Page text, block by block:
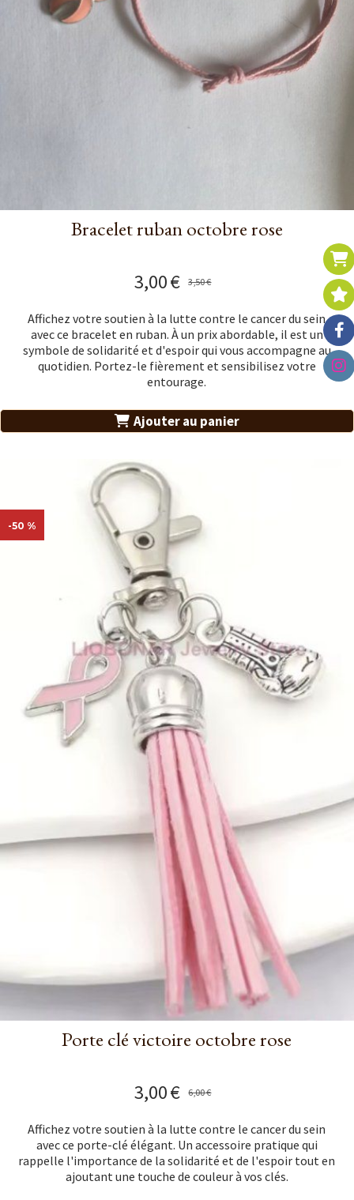
Bracelet ruban octobre rose
3,00€ 3,50€
Affichez votre soutien à la lutte contre le cancer du sein
avec ce bracelet en ruban. À un prix abordable, il est un
symbole de solidarité et d'espoir qui vous accompagne au
quotidien. Portez-le fièrement et sensibilisez votre
entourage.
Ajouter au panier
-50 %
Porte clé victoire octobre rose
3,00€ 6,00€
Affichez votre soutien à la lutte contre le cancer du sein
avec ce porte-clé élégant. Un accessoire pratique qui
rappelle l'importance de la solidarité et de l'espoir tout en
ajoutant une touche de couleur à vos clés.